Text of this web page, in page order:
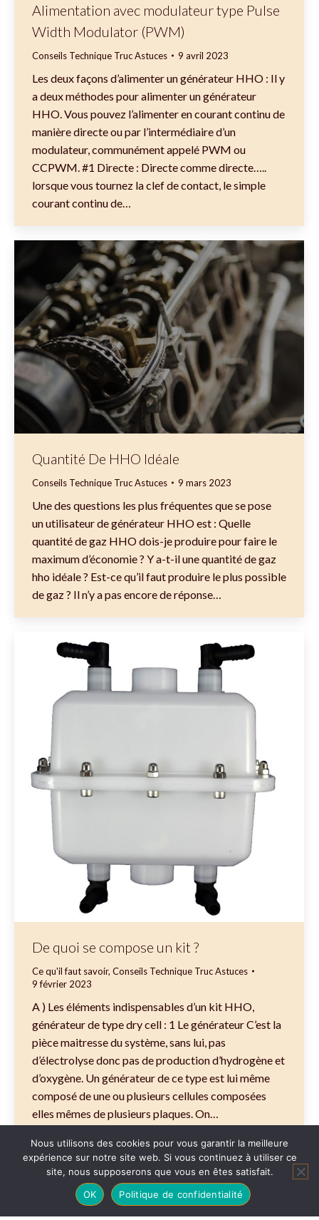
Alimentation avec modulateur type Pulse
Width Modulator (PWM)
Conseils Technique Truc Astuces 9 avril 2023
Les deux façons d’alimenter un générateur HHO : Il y
a deux méthodes pour alimenter un générateur
HHO. Vous pouvez l’alimenter en courant continu de
manière directe ou par l’intermédiaire d’un
modulateur, communément appelé PWM ou
CCPWM. #1 Directe : Directe comme directe…..
lorsque vous tournez la clef de contact, le simple
courant continu de…
Quantité De HHO Idéale
Conseils Technique Truc Astuces 9 mars 2023
Une des questions les plus fréquentes que se pose
un utilisateur de générateur HHO est : Quelle
quantité de gaz HHO dois-je produire pour faire le
maximum d’économie ? Y a-t-il une quantité de gaz
hho idéale ? Est-ce qu’il faut produire le plus possible
de gaz ? Il n’y a pas encore de réponse…
De quoi se compose un kit ?
Ce qu'il faut savoir, Conseils Technique Truc Astuces
9 février 2023
A ) Les éléments indispensables d’un kit HHO,
générateur de type dry cell : 1 Le générateur C’est la
pièce maitresse du système, sans lui, pas
d’électrolyse donc pas de production d’hydrogène et
d’oxygène. Un générateur de ce type est lui même
composé de une ou plusieurs cellules composées
elles mêmes de plusieurs plaques. On…
2023 @Web Communication
Nous utilisons des cookies pour vous garantir la meilleure
expérience sur notre site web. Si vous continuez à utiliser ce
site, nous supposerons que vous en êtes satisfait.
OK
Politique de confidentialité